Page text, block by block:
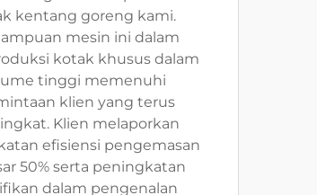
kentang goreng kami.
mesin ini dalam
kotak khusus dalam
tinggi memenuhi
klien yang terus
Klien melaporkan
efisiensi pengemasan
50% serta peningkatan
dalam pengenalan